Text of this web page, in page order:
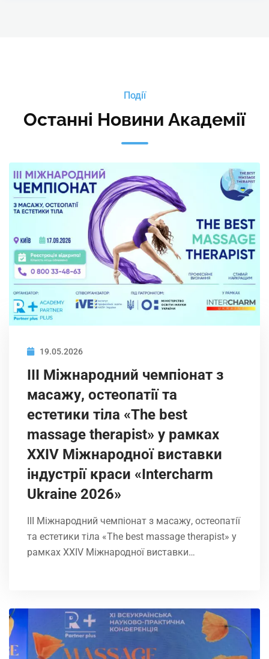
Події
Останні Новини Академії
19.05.2026
ІIІ Міжнародний чемпіонат з
масажу, остеопатії та
естетики тіла «The best
massage therapist» у рамках
XXIV Міжнародної виставки
індустрії краси «Intercharm
Ukrainе 2026»
ІIІ Міжнародний чемпіонат з масажу, остеопатії
та естетики тіла «The best massage therapist» у
рамках XXIV Міжнародної виставки…